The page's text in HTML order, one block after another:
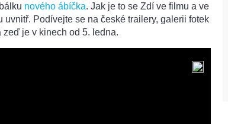
nového ábíčka. Jak je to se Zdí ve filmu a ve
uvnitř. Podívejte se na české trailery, galerii fotek
zeď je v kinech od 5. ledna.